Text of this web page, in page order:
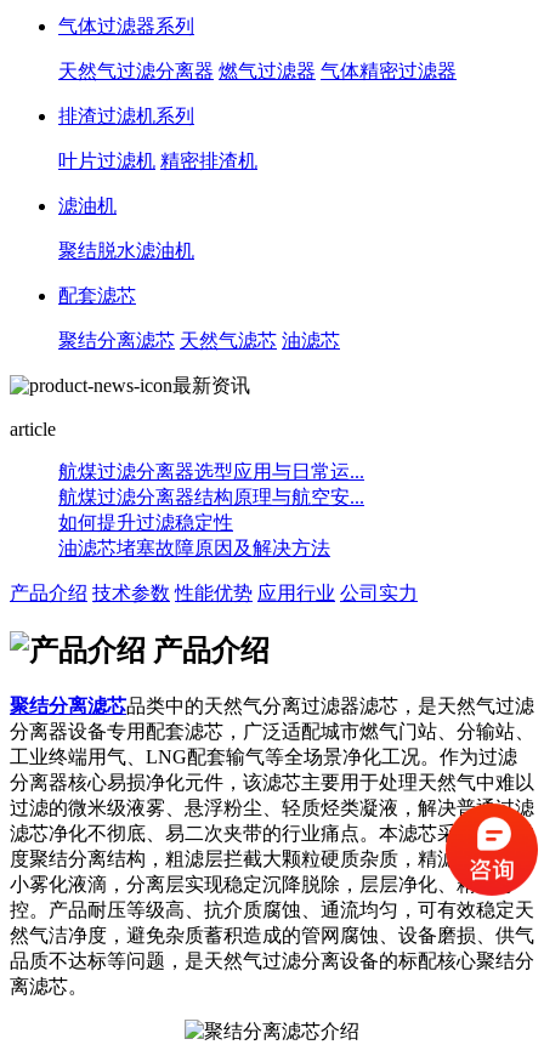
气体过滤器系列
天然气过滤分离器 燃气过滤器 气体精密过滤器
排渣过滤机系列
叶片过滤机 精密排渣机
滤油机
聚结脱水滤油机
配套滤芯
聚结分离滤芯 天然气滤芯 油滤芯
最新资讯
article
航煤过滤分离器选型应用与日常运...
航煤过滤分离器结构原理与航空安...
如何提升过滤稳定性
油滤芯堵塞故障原因及解决方法
产品介绍 技术参数 性能优势 应用行业 公司实力
产品介绍
聚结分离滤芯品类中的天然气分离过滤器滤芯，是天然气过滤
分离器设备专用配套滤芯，广泛适配城市燃气门站、分输站、
工业终端用气、LNG配套输气等全场景净化工况。作为过滤
分离器核心易损净化元件，该滤芯主要用于处理天然气中难以
过滤的微米级液雾、悬浮粉尘、轻质烃类凝液，解决普通过滤
滤芯净化不彻底、易二次夹带的行业痛点。本滤芯采用多层梯
度聚结分离结构，粗滤层拦截大颗粒硬质杂质，精滤层聚拢微
小雾化液滴，分离层实现稳定沉降脱除，层层净化、精度可
控。产品耐压等级高、抗介质腐蚀、通流均匀，可有效稳定天
然气洁净度，避免杂质蓄积造成的管网腐蚀、设备磨损、供气
品质不达标等问题，是天然气过滤分离设备的标配核心聚结分
离滤芯。